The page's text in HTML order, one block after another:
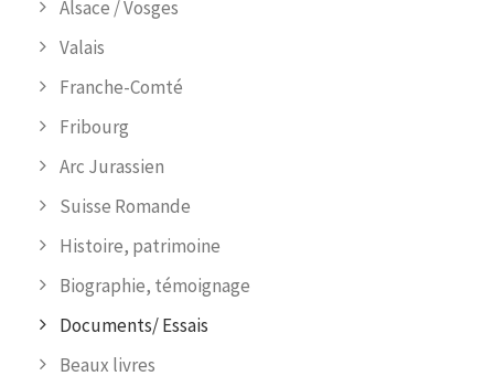
Alsace / Vosges
Valais
Franche-Comté
Fribourg
Arc Jurassien
Suisse Romande
Histoire, patrimoine
Biographie, témoignage
Documents/ Essais
Beaux livres